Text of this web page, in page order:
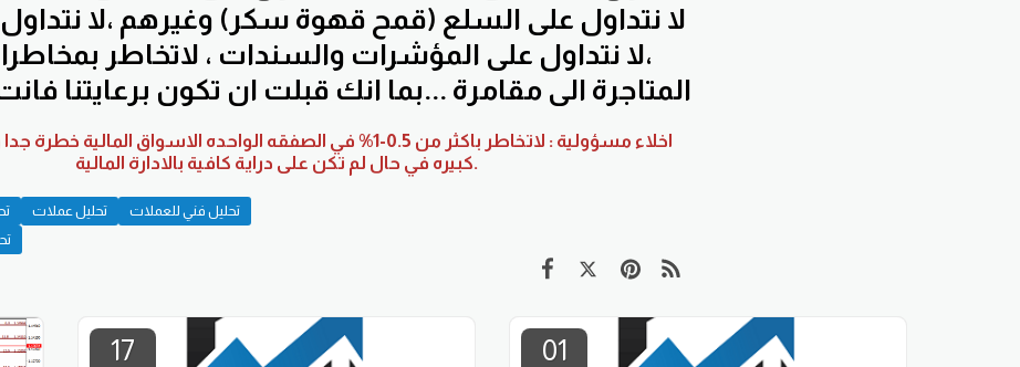
لا نتداول على السلع (قمح قهوة سكر) وغيرهم ،لا
،لا نتداول على المؤشرات والسندات ، لاتخاطر
المتاجرة الى مقامرة ...بما انك قبلت ان تكون برعايتنا
اخلاء مسؤولية : لاتخاطر باكثر من 0.5-1% في الصفقه الواحده الاسواق
كبيره في حال لم تكن على دراية كافية بالادارة المالية.
تحليل عملات
تحليل فني للعملات
17 01